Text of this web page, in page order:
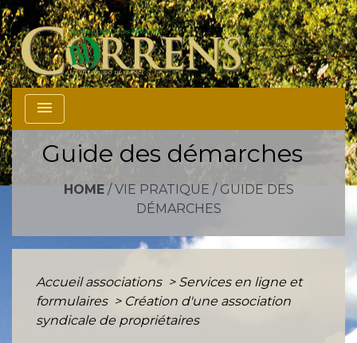
menu
Guide des démarches
HOME/VIE PRATIQUE / GUIDE DES
DÉMARCHES
Accueil associations > Services en ligne et
formulaires > Création d'une association
syndicale de propriétaires